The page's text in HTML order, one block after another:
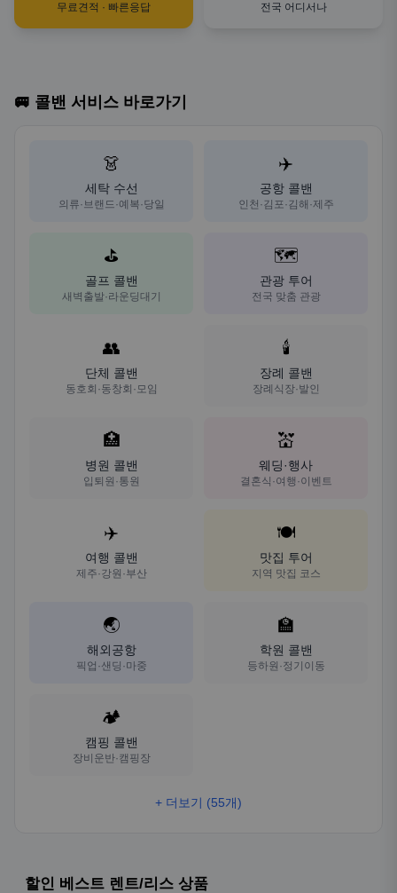
무료견적 · 빠른응답 전국 어디서나
🚐 콜밴 서비스 바로가기
👗
세탁 수선
의류·브랜드·예복·당일
✈️
공항 콜밴
인천·김포·김해·제주
⛳
골프 콜밴
새벽출발·라운딩대기
🗺️
관광 투어
전국 맞춤 관광
👥
단체 콜밴
동호회·동창회·모임
🕯️
장례 콜밴
장례식장·발인
🏥
병원 콜밴
입퇴원·통원
💒
웨딩·행사
결혼식·여행·이벤트
✈️
여행 콜밴
제주·강원·부산
🍽️
맛집 투어
지역 맛집 코스
🌏
해외공항
픽업·샌딩·마중
🏫
학원 콜밴
등하원·정기이동
🏕️
캠핑 콜밴
장비운반·캠핑장
+ 더보기 (55개)
할인 베스트 렌트/리스 상품